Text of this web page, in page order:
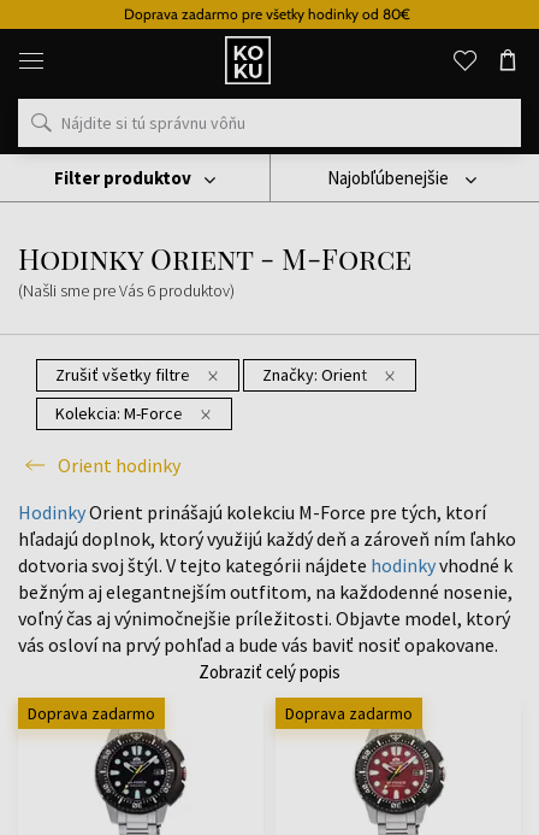
Doprava zadarmo pre všetky hodinky od 80€
Originálne
parfémy
hodinky
na
mieste
Hodinky
Orient Hodinky Hodinky Orient - M-Force
Hodinky Orient - M-Force
(Našli sme pre Vás 6 produktov)
Najobľúbenejšie
Zrušiť všetky filtre Značky: Orient
Kolekcia: M-Force
Orient hodinky
Filter produktov
HodinkyOrient prinášajú kolekciu M-Force pre tých, ktorí
hľadajú doplnok, ktorý využijú každý deň a zároveň ním ľahko
dotvoria svoj štýl. V tejto kategórii nájdete hodinkyvhodné k
bežným aj elegantnejším outfitom, na každodenné nosenie,
voľný čas aj výnimočnejšie príležitosti. Objavte model, ktorý
vás osloví na prvý pohľad a bude vás baviť nosiť opakovane.
Zobraziť celý popis
Doprava zadarmo Doprava zadarmo